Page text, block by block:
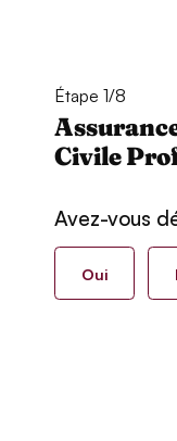
Étape 1/8
Civile
Avez-vous
Oui